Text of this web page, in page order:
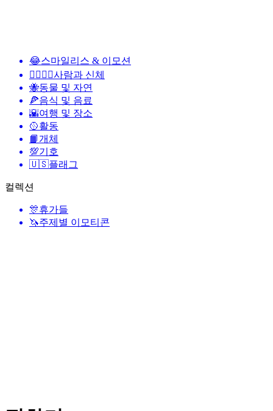
😂스마일리스 & 이모션
👩‍❤️‍💋‍👨사람과 신체
🐝동물 및 자연
🍕음식 및 음료
🌇여행 및 장소
🥎활동
📙개체
💯기호
🇺🇸플래그
컬렉션
🎊휴가들
🦄주제별 이모티콘